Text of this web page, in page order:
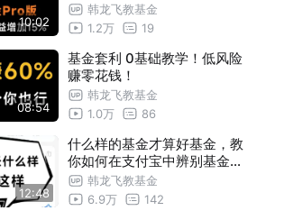
10:02
韩龙飞教基金
1.2万
19
08:54
基金套利 0基础教学！低风险
赚零花钱！
韩龙飞教基金
1.0万
86
12:48
什么样的基金才算好基金，教
你如何在支付宝中辨别基金的
好坏！韩龙飞教基金
6.9万
142